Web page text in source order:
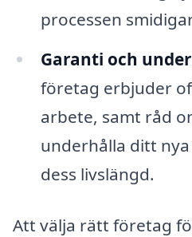
processen
Garanti och
företag erbjuder
arbete, samt råd
underhålla ditt
dess livslängd.
Att välja rätt företag